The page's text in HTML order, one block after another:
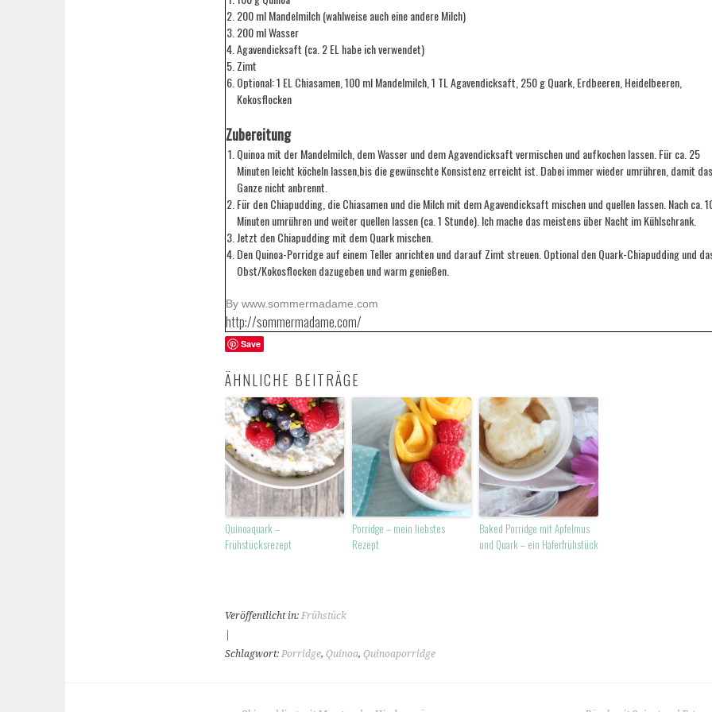
200 ml Mandelmilch (wahlweise auch eine andere Milch)
200 ml Wasser
Agavendicksaft (ca. 2 EL habe ich verwendet)
Zimt
Optional: 1 EL Chiasamen, 100 ml Mandelmilch, 1 TL Agavendicksaft, 250 g Quark, Erdbeeren, Heidelbeeren,
Kokosflocken
Zubereitung
Quinoa mit der Mandelmilch, dem Wasser und dem Agavendicksaft vermischen und aufkochen lassen. Für ca. 25
Minuten leicht köcheln lassen,bis die gewünschte Konsistenz erreicht ist. Dabei immer wieder umrühren, damit das
Ganze nicht anbrennt.
Für den Chiapudding, die Chiasamen und die Milch mit dem Agavendicksaft mischen und quellen lassen. Nach ca.
Minuten umrühren und weiter quellen lassen (ca. 1 Stunde). Ich mache das meistens über Nacht im Kühlschrank.
Jetzt den Chiapudding mit dem Quark mischen.
Den Quinoa-Porridge auf einem Teller anrichten und darauf Zimt streuen. Optional den Quark-Chiapudding und
Obst/Kokosflocken dazugeben und warm genießen.
By www.sommermadame.com
http://sommermadame.com/
Save
ÄHNLICHE BEITRÄGE
Quinoaquark –
Frühstücksrezept
Porridge – mein liebstes
Rezept
Baked Porridge mit Apfelmus
und Quark – ein Haferfrühstück
Veröffentlicht in: Frühstück
Schlagwort: Porridge, Quinoa, Quinoaporridge